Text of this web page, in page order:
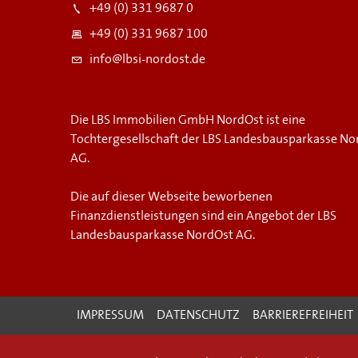
+49 (0) 331 9687 0
+49 (0) 331 9687 100
info@lbsi-nordost.de
Die LBS Immobilien GmbH NordOst ist eine
Tochtergesellschaft der LBS Landesbausparkasse
AG.
Die auf dieser Webseite beworbenen
Finanzdienstleistungen sind ein Angebot der LBS
Landesbausparkasse NordOst AG.
IMPRESSUM DATENSCHUTZ BARRIEREFREIHEIT